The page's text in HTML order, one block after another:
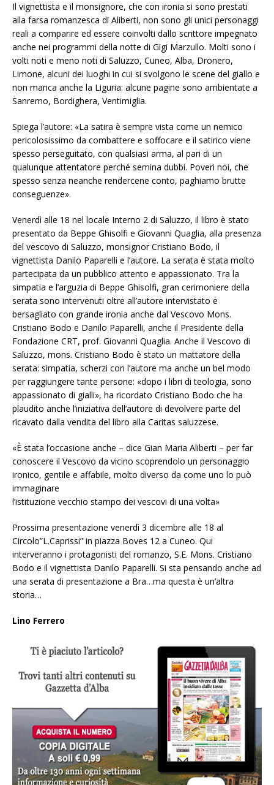
Il vignettista e il monsignore, che con ironia si sono prestati
alla farsa romanzesca di Aliberti, non sono gli unici personaggi
reali a comparire ed essere coinvolti dallo scrittore impegnato
anche nei programmi della notte di Gigi Marzullo. Molti sono i
volti noti e meno noti di Saluzzo, Cuneo, Alba, Dronero,
Limone, alcuni dei luoghi in cui si svolgono le scene del giallo e
non manca anche la Liguria: alcune pagine sono ambientate a
Sanremo, Bordighera, Ventimiglia.
Spiega l’autore: «La satira è sempre vista come un nemico
pericolosissimo da combattere e soffocare e il satirico viene
spesso perseguitato, con qualsiasi arma, al pari di un
qualunque attentatore perché semina dubbi. Poveri noi, che
spesso senza neanche rendercene conto, paghiamo brutte
conseguenze».
Venerdì alle 18 nel locale Interno 2 di Saluzzo, il libro è stato
presentato da Beppe Ghisolfi e Giovanni Quaglia, alla presenza
del vescovo di Saluzzo, monsignor Cristiano Bodo, il
vignettista Danilo Paparelli e l’autore. La serata è stata molto
partecipata da un pubblico attento e appassionato. Tra la
simpatia e l’arguzia di Beppe Ghisolfi, gran cerimoniere della
serata sono intervenuti oltre all’autore intervistato e
bersagliato con grande ironia anche dal Vescovo Mons.
Cristiano Bodo e Danilo Paparelli, anche il Presidente della
Fondazione CRT, prof. Giovanni Quaglia. Anche il Vescovo di
Saluzzo, mons. Cristiano Bodo è stato un mattatore della
serata: simpatia, scherzi con l’autore ma anche un bel modo
per raggiungere tante persone: «dopo i libri di teologia, sono
appassionato di gialli», ha ricordato Cristiano Bodo che ha
plaudito anche l’iniziativa dell’autore di devolvere parte del
ricavato dalla vendita del libro alla Caritas saluzzese.
«È stata l’occasione anche – dice Gian Maria Aliberti – per far
conoscere il Vescovo da vicino scoprendolo un personaggio
ironico, gentile e affabile, molto diverso da come uno lo può
immaginare
l’istituzione vecchio stampo dei vescovi di una volta»
Prossima presentazione venerdì 3 dicembre alle 18 al
Circolo”L.Caprissi” in piazza Boves 12 a Cuneo. Qui
interveranno i protagonisti del romanzo, S.E. Mons. Cristiano
Bodo e il vignettista Danilo Paparelli. Si sta pensando anche ad
una serata di presentazione a Bra…ma questa è un’altra
storia…
Lino Ferrero